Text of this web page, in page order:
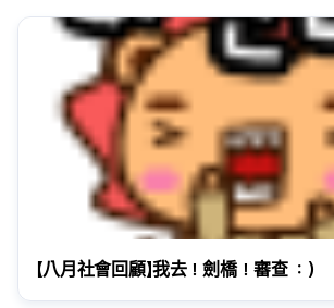
【八月社會回顧】我去！劍橋！審查 ：）